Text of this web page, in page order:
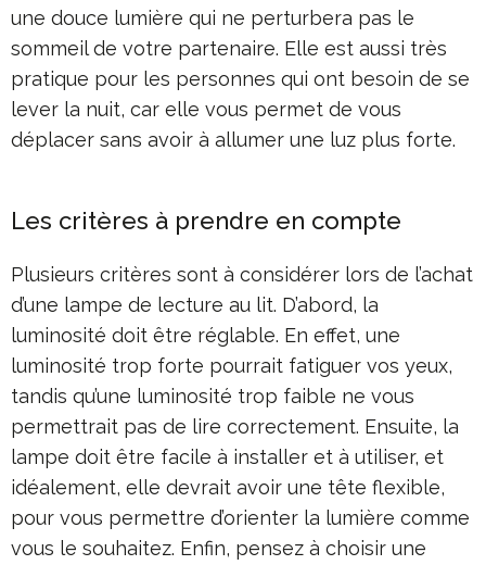
une douce lumière qui ne perturbera pas le
sommeil de votre partenaire. Elle est aussi très
pratique pour les personnes qui ont besoin de se
lever la nuit, car elle vous permet de vous
déplacer sans avoir à allumer une luz plus forte.
Les critères à prendre en compte
Plusieurs critères sont à considérer lors de l’achat
d’une lampe de lecture au lit. D’abord, la
luminosité doit être réglable. En effet, une
luminosité trop forte pourrait fatiguer vos yeux,
tandis qu’une luminosité trop faible ne vous
permettrait pas de lire correctement. Ensuite, la
lampe doit être facile à installer et à utiliser, et
idéalement, elle devrait avoir une tête flexible,
pour vous permettre d’orienter la lumière comme
vous le souhaitez. Enfin, pensez à choisir une